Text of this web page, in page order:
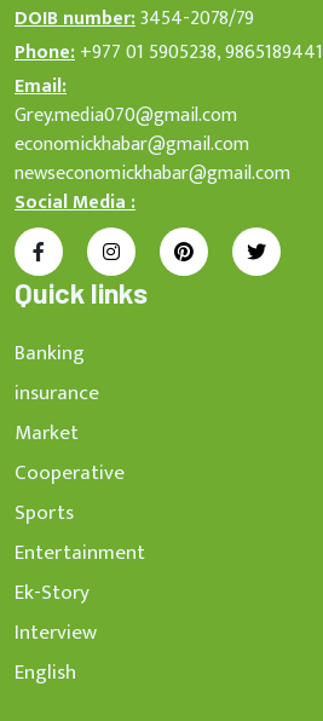
DOIB number:3454-2078/79
Phone:+977 01 5905238, 9865189441
Email:
Grey.media070@gmail.com
economickhabar@gmail.com
newseconomickhabar@gmail.com
Social Media :
Quick links
Banking
insurance
Market
Cooperative
Sports
Entertainment
Ek-Story
Interview
English